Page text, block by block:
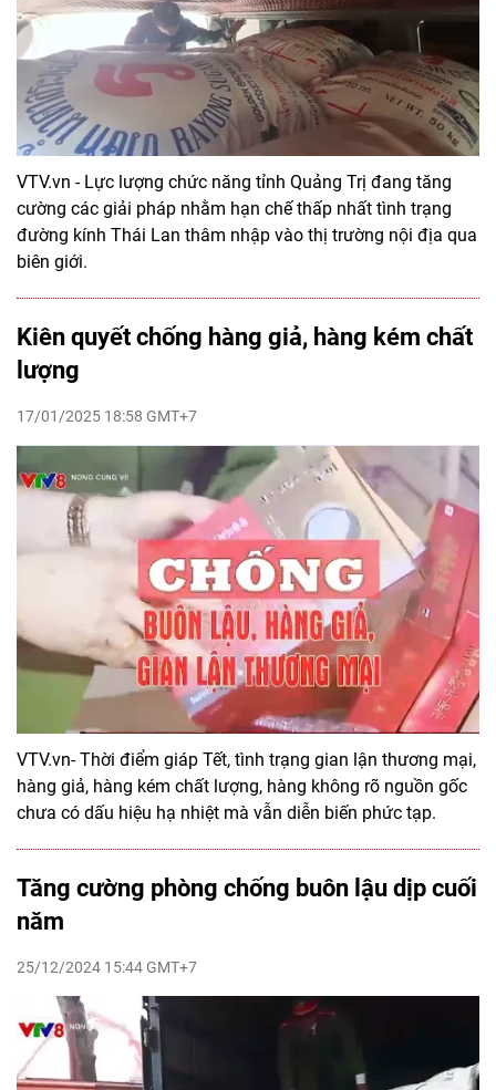
VTV.vn - Lực lượng chức năng tỉnh Quảng Trị đang tăng
cường các giải pháp nhằm hạn chế thấp nhất tình trạng
đường kính Thái Lan thâm nhập vào thị trường nội địa qua
biên giới.
Kiên quyết chống hàng giả, hàng kém chất
lượng
17/01/2025 18:58 GMT+7
VTV.vn- Thời điểm giáp Tết, tình trạng gian lận thương mại,
hàng giả, hàng kém chất lượng, hàng không rõ nguồn gốc
chưa có dấu hiệu hạ nhiệt mà vẫn diễn biến phức tạp.
Tăng cường phòng chống buôn lậu dịp cuối
năm
25/12/2024 15:44 GMT+7